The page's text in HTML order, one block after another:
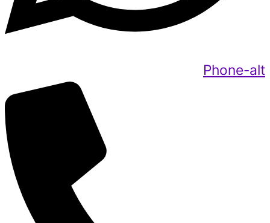
Phone-alt